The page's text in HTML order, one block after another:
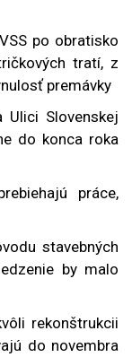
po obratisko
tratí, z
premávky
Ulici Slovenskej
do konca roka
práce,
stavebných
by malo
rekonštrukcii
do novembra